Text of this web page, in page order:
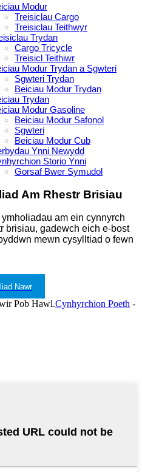
Modur
Treisiclau Cargo
Treisiclau Teithwyr
Trydan
Cargo Tricycle
Treisicl Teithiwr
Modur Trydan a Sgwteri
Sgwteri Trydan
Beiciau Modur Trydan
Trydan
Modur Gasoline
Beiciau Modur Safonol
Sgwteri
Beiciau Modur Cub
Ynni Newydd
Storio Ynni
Gorsaf Bwer Symudol
Am Rhestr Brisiau
ymholiadau am ein cynnyrch
brisiau, gadewch eich e-bost
mewn cysylltiad o fewn
Nawr
Pob Hawl.Cynhyrchion Poeth -